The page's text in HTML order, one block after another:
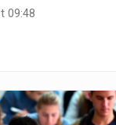
09:48